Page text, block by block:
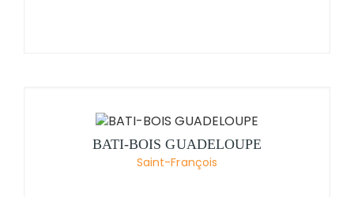
BATI-BOIS GUADELOUPE
Saint-François